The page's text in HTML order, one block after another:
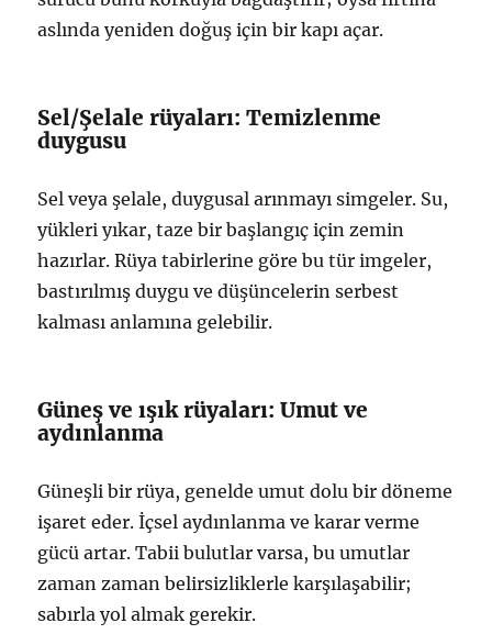
aslında yeniden doğuş için bir kapı açar.
Sel/Şelale rüyaları: Temizlenme
duygusu
Sel veya şelale, duygusal arınmayı simgeler. Su,
yükleri yıkar, taze bir başlangıç için zemin
hazırlar. Rüya tabirlerine göre bu tür imgeler,
bastırılmış duygu ve düşüncelerin serbest
kalması anlamına gelebilir.
Güneş ve ışık rüyaları: Umut ve
aydınlanma
Güneşli bir rüya, genelde umut dolu bir döneme
işaret eder. İçsel aydınlanma ve karar verme
gücü artar. Tabii bulutlar varsa, bu umutlar
zaman zaman belirsizliklerle karşılaşabilir;
sabırla yol almak gerekir.